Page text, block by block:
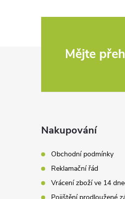
á
í
r
v
k
Mějte
Nakupování
Obchodní podmínky
Reklamační řád
Vrácení zboží ve 14
Pojištění prodloužené